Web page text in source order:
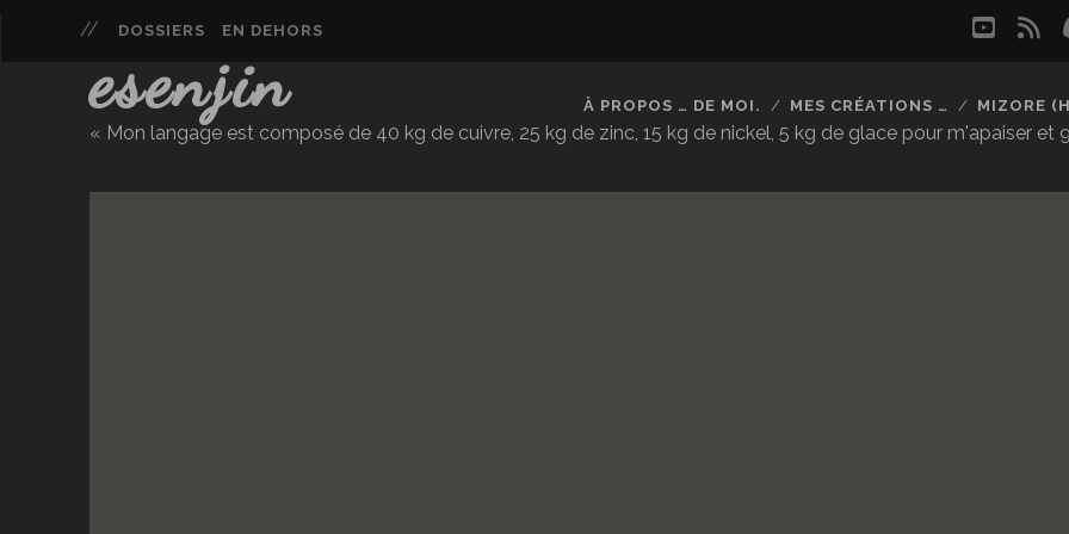
DOSSIERS EN DEHORS
esenjin
« Mon langage est composé de 40 kg de cuivre, 25 kg de zinc, 15 kg de nickel, 5 kg de glace pour m'apaiser et
À PROPOS … DE MOI. MES CRÉATIONS … MIZORE